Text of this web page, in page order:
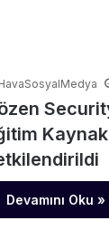
Kaynak
Devamını Oku »